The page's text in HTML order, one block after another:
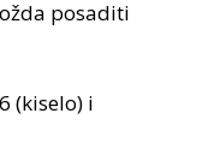
posaditi
(kiselo) i